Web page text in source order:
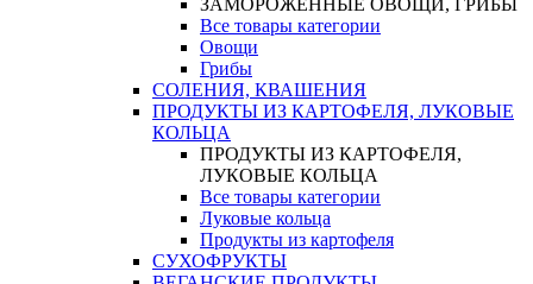
ЗАМОРОЖЕННЫЕ ОВОЩИ, ГРИБЫ
Все товары категории
Овощи
Грибы
СОЛЕНИЯ, КВАШЕНИЯ
ПРОДУКТЫ ИЗ КАРТОФЕЛЯ, ЛУКОВЫЕ
КОЛЬЦА
ПРОДУКТЫ ИЗ КАРТОФЕЛЯ,
ЛУКОВЫЕ КОЛЬЦА
Все товары категории
Луковые кольца
Продукты из картофеля
СУХОФРУКТЫ